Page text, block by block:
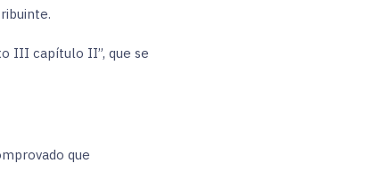
III capítulo II”, que se
que